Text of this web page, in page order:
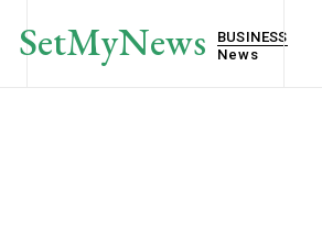
SetMyNews
BUSINESS
News